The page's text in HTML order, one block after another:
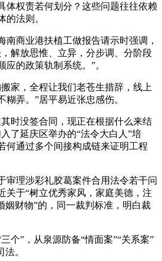
体权责若何划分？这些问题往往依赖
的法则。
商业港扶植工做报告请示时强调，
解放思惟、立异，分步调、分阶段
的政策轨制系统。”。
，全程让我们老苍生措辞，线上
弄。”居平易近张忠感伤。
没签合同，现正在根据什么来结
了延庆区举办的“法令大白人”培
何通过多个间接构成链来证明工程
理涉彩礼胶葛案件合用法令若干问
关于“树立优秀家风，家庭美德，注
姻财物”的，同一裁判标准，明白裁
”，从泉源防备“情面案”“关系案”
。